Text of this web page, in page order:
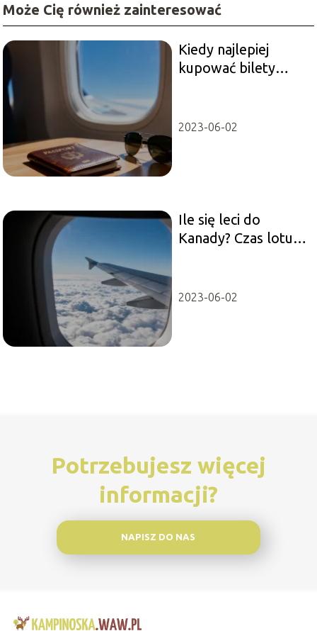
Może Cię również zainteresować
Kiedy najlepiej
kupować bilety
2023-06-02
Ile się leci do
Kanady? Czas lotu z
2023-06-02
Potrzebujesz więcej
informacji?
NAPISZ DO NAS